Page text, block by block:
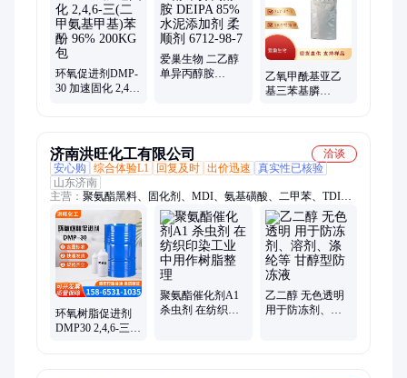
苯并三氮唑、吡啶甲酸铬、溴代十八烷、溴代十二烷、均笨四甲
酸、十一烯酸、二聚酸、十八硫醇
环氧促进剂DMP-
30 加速固化 2,4,6-
爱巢生物 二乙醇
单异丙醇胺
乙氧甲酰基亚乙
基三苯基膦
济南洪旺化工有限公司
洽谈
安心购
综合体验L1 回复及时 出价迅速
真实性已核验
山东济南
主营： 聚氨酯黑料、固化剂、MDI、氨基磺酸、二甲苯、TDI、
聚氨酯用催化剂、聚醚多元醇、漂白粉、食用葡萄糖、麦芽糊
精、柠檬酸、加益粉、白砂糖、碳酸氢铵、甲醛、磷酸二氢铝、
三羟甲基丙烷、三乙烯二胺、偏硅酸钠、过碳酸钠、次氯酸钠、
磷酸、醋酸丁酯、乙二醇
环氧树脂促进剂
DMP30 2,4,6-三
聚氨酯催化剂A1
杀虫剂 在纺织印
乙二醇 无色透明
用于防冻剂、溶